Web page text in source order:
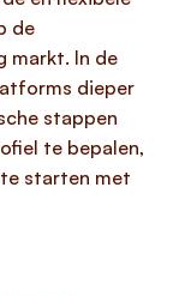
de
markt. In de
dieper
stappen
te bepalen,
starten met